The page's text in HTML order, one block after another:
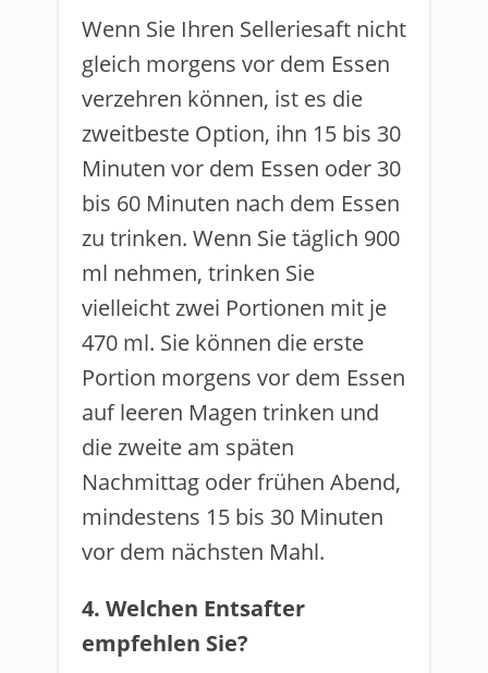
Wenn Sie Ihren Selleriesaft nicht
gleich morgens vor dem Essen
verzehren können, ist es die
zweitbeste Option, ihn 15 bis 30
Minuten vor dem Essen oder 30
bis 60 Minuten nach dem Essen
zu trinken. Wenn Sie täglich 900
ml nehmen, trinken Sie
vielleicht zwei Portionen mit je
470 ml. Sie können die erste
Portion morgens vor dem Essen
auf leeren Magen trinken und
die zweite am späten
Nachmittag oder frühen Abend,
mindestens 15 bis 30 Minuten
vor dem nächsten Mahl.
4. Welchen Entsafter
empfehlen Sie?